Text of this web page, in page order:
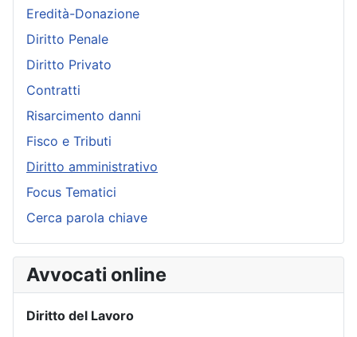
Eredità-Donazione
Diritto Penale
Diritto Privato
Contratti
Risarcimento danni
Fisco e Tributi
Diritto amministrativo
Focus Tematici
Cerca parola chiave
Avvocati online
Diritto del Lavoro